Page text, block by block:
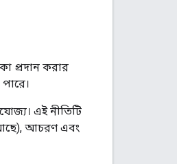
প্রদান করার
এই নীতিটি
আছে), আচরণ এবং